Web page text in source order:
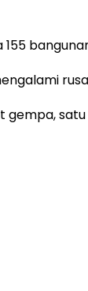
gempa,